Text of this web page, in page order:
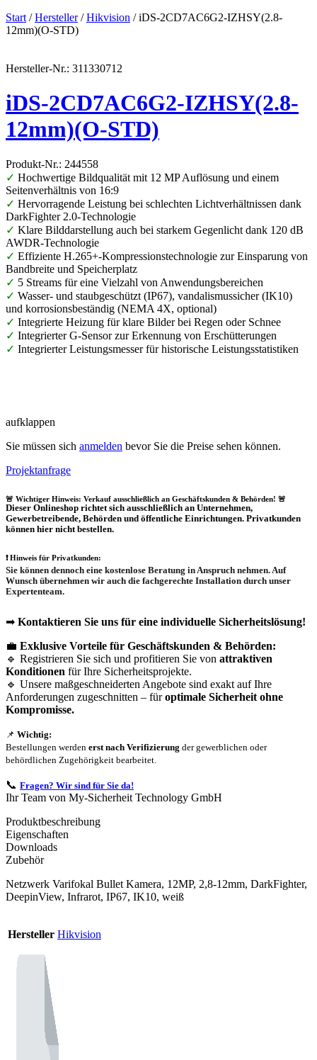
Start /Hersteller/Hikvision / iDS-2CD7AC6G2-IZHSY(2.8-
12mm)(O-STD)
Hersteller-Nr.: 311330712
iDS-2CD7AC6G2-IZHSY(2.8-
12mm)(O-STD)
Produkt-Nr.: 244558
✓ Hochwertige Bildqualität mit 12 MP Auflösung und einem
Seitenverhältnis von 16:9
✓ Hervorragende Leistung bei schlechten Lichtverhältnissen dank
DarkFighter 2.0-Technologie
✓ Klare Bilddarstellung auch bei starkem Gegenlicht dank 120 dB
AWDR-Technologie
✓ Effiziente H.265+-Kompressionstechnologie zur Einsparung von
Bandbreite und Speicherplatz
✓ 5 Streams für eine Vielzahl von Anwendungsbereichen
✓ Wasser- und staubgeschützt (IP67), vandalismussicher (IK10)
und korrosionsbeständig (NEMA 4X, optional)
✓ Integrierte Heizung für klare Bilder bei Regen oder Schnee
✓ Integrierter G-Sensor zur Erkennung von Erschütterungen
✓ Integrierter Leistungsmesser für historische Leistungsstatistiken
aufklappen
Sie müssen sich anmelden bevor Sie die Preise sehen können.
Projektanfrage
🚨 Wichtiger Hinweis: Verkauf ausschließlich an Geschäftskunden & Behörden! 🚨
Dieser Onlineshop richtet sich ausschließlich an Unternehmen,
Gewerbetreibende, Behörden und öffentliche Einrichtungen. Privatkunden
können hier nicht bestellen.
❗Hinweis für Privatkunden:
Sie können dennoch eine kostenlose Beratung in Anspruch nehmen. Auf
Wunsch übernehmen wir auch die fachgerechte Installation durch unser
Expertenteam.
➡ Kontaktieren Sie uns für eine individuelle Sicherheitslösung!
💼 Exklusive Vorteile für Geschäftskunden & Behörden:
🔹 Registrieren Sie sich und profitieren Sie von attraktiven
Konditionen für Ihre Sicherheitsprojekte.
🔹 Unsere maßgeschneiderten Angebote sind exakt auf Ihre
Anforderungen zugeschnitten – füroptimale Sicherheit ohne
Kompromisse.
📌 Wichtig:
Bestellungen werden erst nach Verifizierung der gewerblichen oder
behördlichen Zugehörigkeit bearbeitet.
📞 Fragen? Wir sind für Sie da!
Ihr Team von My-Sicherheit Technology GmbH
Produktbeschreibung
Eigenschaften
Downloads
Zubehör
Netzwerk Varifokal Bullet Kamera, 12MP, 2,8-12mm, DarkFighter,
DeepinView, Infrarot, IP67, IK10, weiß
Hersteller Hikvision